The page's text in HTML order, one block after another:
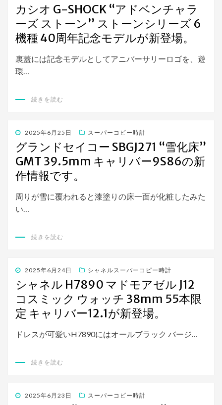
稿
日:
カシオ G-SHOCK “アドベンチャラ
ーズ ストーン” ストーンシリーズ 6
機種 40周年記念モデルが新登場。
裏蓋には記念モデルとしてアニバーサリーロゴを、遊
環…
続きを読む
投
稿
日:
2025年6月25日 スーパーコピー時計
グランドセイコー SBGJ271 “雪化床”
GMT 39.5mm キャリバー9S86の新
作情報です。
周りが雪に覆われると漆塗りの床一面が化粧したみた
い…
続きを読む
投
稿
日:
2025年6月24日 シャネルスーパーコピー時計
シャネル H7890 マドモアゼル J12
コスミック ウォッチ 38mm 55本限
定 キャリバー12.1が新登場。
ドレスが可愛いH7890にはオールブラック バージ…
続きを読む
投 2025年6月23日 スーパーコピー時計